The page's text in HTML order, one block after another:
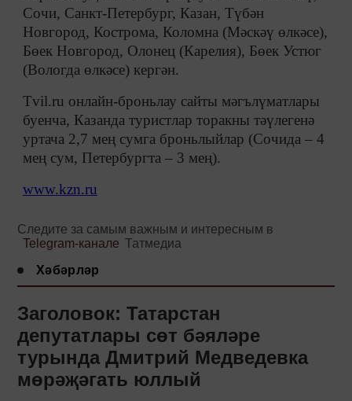
Сочи, Санкт-Петербург, Казан, Түбән
Новгород, Кострома, Коломна (Мәскәү өлкәсе),
Бөек Новгород, Олонец (Карелия), Бөек Устюг
(Вологда өлкәсе) кергән.
Tvil.ru онлайн-броньлау сайты мәгълүматлары
буенча, Казанда туристлар торакны тәүлегенә
уртача 2,7 мең сумга броньлыйлар (Сочида – 4
мең сум, Петербургта – 3 мең).
www.kzn.ru
Следите за самым важным и интересным в
Telegram-канале Татмедиа
Хәбәрләр
Заголовок: Татарстан
депутатлары сөт бәяләре
турында Дмитрий Медведевка
мөрәҗәгать юллый